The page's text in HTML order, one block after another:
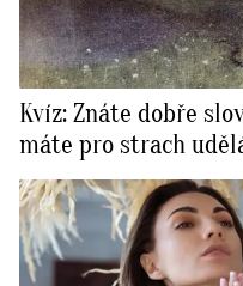
Kvíz: Znáte dobře
máte pro strach